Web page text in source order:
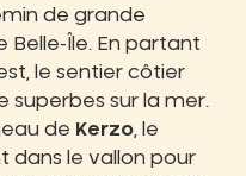
de grande
Belle-Île. En partant
le sentier côtier
superbes sur la mer.
de Kerzo, le
dans le vallon pour